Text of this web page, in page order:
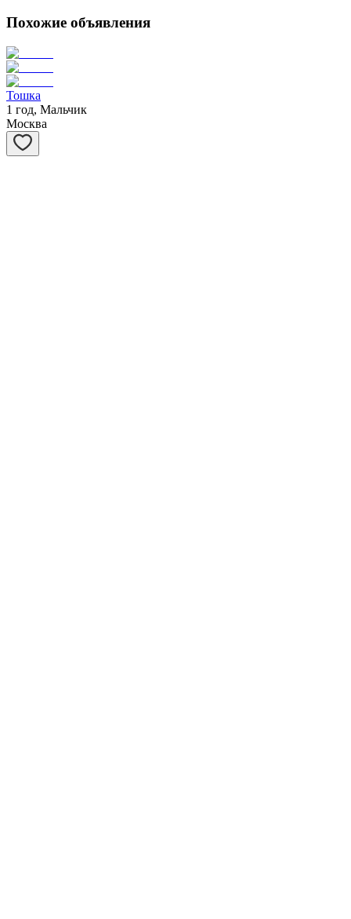
Похожие объявления
Тошка
1 год, Мальчик
Москва